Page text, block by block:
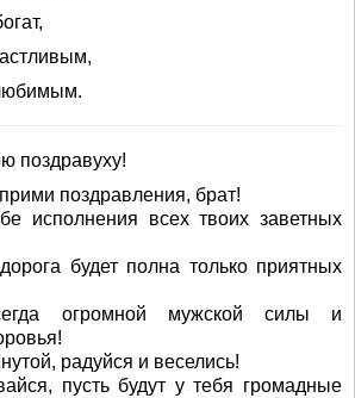
поздравуху!
поздравления, брат!
исполнения всех твоих заветных
будет полна только приятных
огромной мужской силы и
радуйся и веселись!
пусть будут у тебя громадные